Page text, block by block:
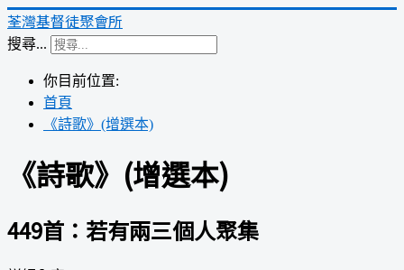
荃灣基督徒聚會所
搜尋...
你目前位置:
首頁
《詩歌》(增選本)
《詩歌》(增選本)
449首：若有兩三個人聚集